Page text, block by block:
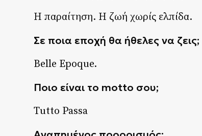
Η παραίτηση. Η ζωή χωρίς ελπίδα.
Σε ποια εποχή θα ήθελες να ζεις;
Belle Epoque.
Ποιο είναι το motto σου;
Tutto Passa